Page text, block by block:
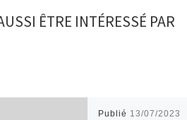
ÊTRE INTÉRESSÉ PAR
Publié 13/07/2023